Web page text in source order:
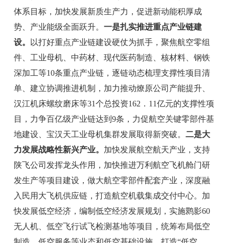
体系目标，加快发展新质生产力，促进新动能积厚成
势、产业能级全面跃升。 一是扎实推进重点产业链建
设。
以打好重点产业链建设硬仗为抓手，聚焦航空零组
件、工业母机、中药材、现代医药制造、核材料、钢铁
深加工等10条重点产业链，逐链动态梳理支撑性项目清
单、建立协调推进机制，加力推动燎原公司产能提升、
汉江机床螺纹磨床等31个总投资162．11亿元的支撑性项
目，力争百亿级产业链达到 9条，力促航空关键零部件基
地建设、宝汉天工业母机集群发展取得新突破。 二是大
力发展战略性新兴产业。 加快发展航空航天产业， 支持
陕飞公司发挥龙头作用，加快推进万利航空飞机舱门研
发生产等项目建设，做大航空零部件配套产业，深度融
入 民用 大飞机供应链，打造航空机载集成交付中心。加
快发展低空经济， 编制低空经济发展规划， 实施鹮影60
无人机、低空飞行试飞检测基地等项目，统筹布局低空